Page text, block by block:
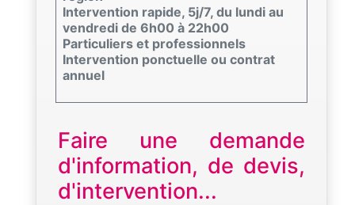
Intervention rapide, 5j/7, du lundi au
vendredi de 6h00 à 22h00
Particuliers et professionnels
Intervention ponctuelle ou contrat
annuel
Faire une demande
d'information, de devis,
d'intervention...